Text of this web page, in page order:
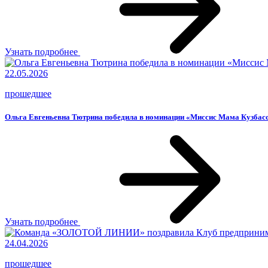
Узнать подробнее
22.05.2026
прошедшее
Ольга Евгеньевна Тютрина победила в номинации «Миссис Мама
Узнать подробнее
24.04.2026
прошедшее